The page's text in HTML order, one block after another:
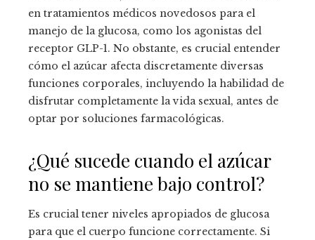
en tratamientos médicos novedosos para el
manejo de la glucosa, como los agonistas del
receptor GLP-1. No obstante, es crucial entender
cómo el azúcar afecta discretamente diversas
funciones corporales, incluyendo la habilidad de
disfrutar completamente la vida sexual, antes de
optar por soluciones farmacológicas.
¿Qué sucede cuando el azúcar
no se mantiene bajo control?
Es crucial tener niveles apropiados de glucosa
para que el cuerpo funcione correctamente. Si